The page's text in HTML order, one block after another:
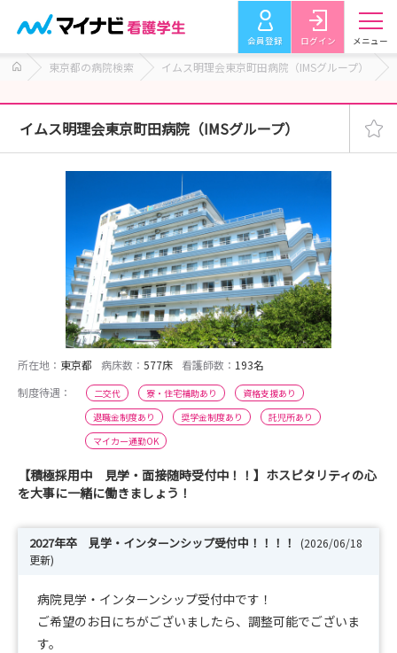
会員登録 ログイン メニュー
東京都の病院検索 イムス明理会東京町田病院（IMSグループ）
イムス明理会東京町田病院（IMSグループ）
所在地： 東京都 病床数： 577床 看護師数： 193名
制度待遇：
二交代 寮・住宅補助あり
資格支援あり
退職金制度あり
奨学金制度あり
託児所あり
マイカー通勤OK
【積極採用中 見学・面接随時受付中！！】ホスピタリティの心
を大事に一緒に働きましょう！
2027年卒 見学・インターンシップ受付中！！！！
(2026/06/18
更新)
病院見学・インターンシップ受付中です！
ご希望のお日にちがございましたら、調整可能でございま
す。